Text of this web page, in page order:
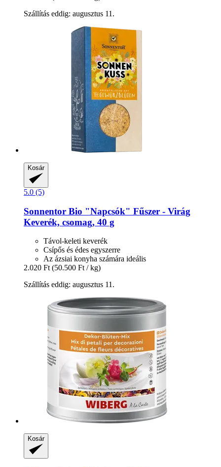
Szállítás eddig: augusztus 11.
Kosár
5.0 (5)
Sonnentor Bio "Napcsók" Fűszer -​ Virág
Keverék, csomag, 40 g
Távol-keleti keverék
Csípős és édes egyszerre
Az ázsiai konyha számára ideális
2.020 Ft (50.500 Ft / kg)
Szállítás eddig: augusztus 11.
Kosár